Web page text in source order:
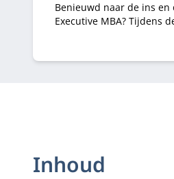
Benieuwd naar de ins
Executive MBA? Tijdens
de Bie.
Inhoud